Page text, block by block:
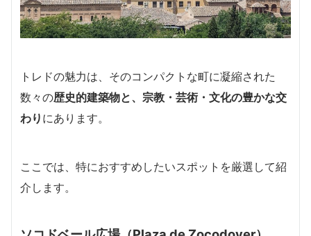
トレドの魅力は、そのコンパクトな町に凝縮された
数々の歴史的建築物と、宗教・芸術・文化の豊かな交
わり にあります。
ここでは、特におすすめしたいスポットを厳選して紹
介します。